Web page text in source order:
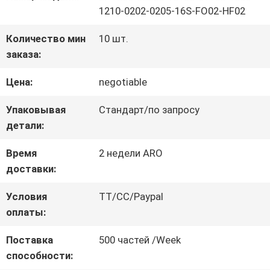
ПРОВЕРКА
КАЧЕСТВА
СВЯЖИТЕСЬ
МЫ
СПРОСИТЕ
ЦИТАТУ
1210-0202-0205-16S-FO02-HF02
Количество мин
заказа:
10 шт.
Цена: negotiable
Упаковывая
детали:
Стандарт/по запросу
Время
доставки:
2 недели ARO
Условия
оплаты:
TT/CC/Paypal
Поставка
способности:
500 частей /Week